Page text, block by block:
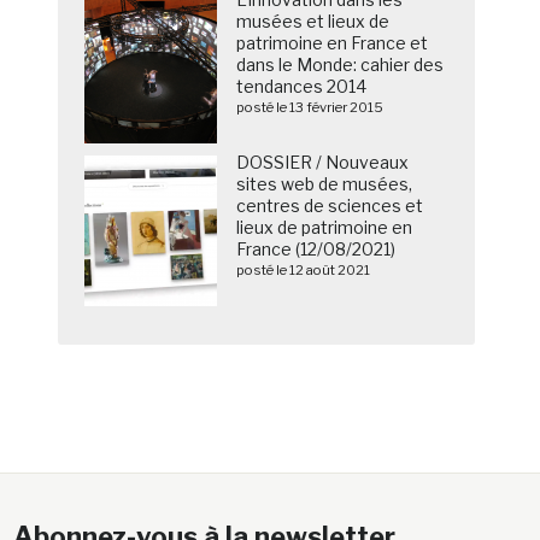
musées et lieux de
patrimoine en France et
dans le Monde: cahier des
tendances 2014
posté le 13 février 2015
DOSSIER / Nouveaux
sites web de musées,
centres de sciences et
lieux de patrimoine en
France (12/08/2021)
posté le 12 août 2021